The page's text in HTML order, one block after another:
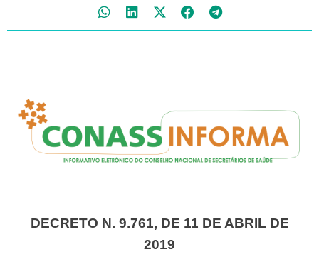
DECRETO N. 9.761, DE 11 DE ABRIL DE
2019